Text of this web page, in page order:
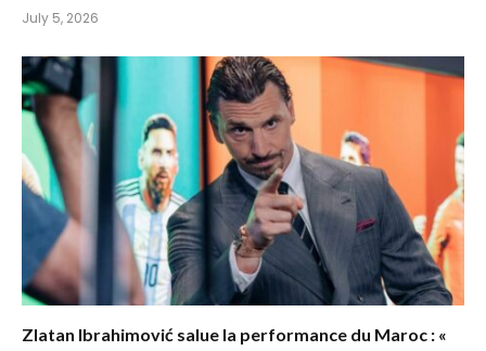
July 5, 2026
Zlatan Ibrahimović salue la performance du Maroc : «